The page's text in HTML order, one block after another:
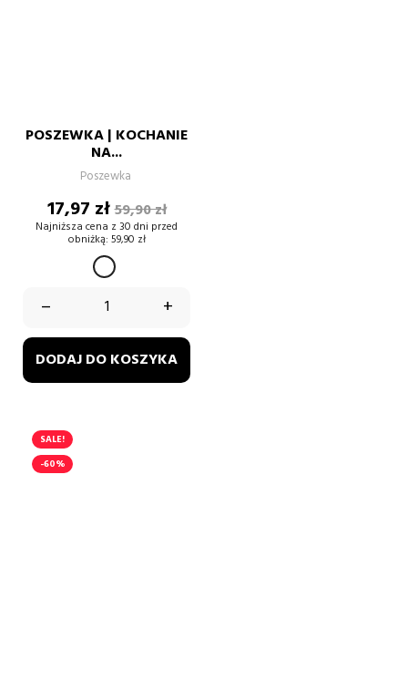
POSZEWKA | KOCHANIE
NA...
Poszewka
Cena
17,97 złCena
podstawowa
59,90 zł
Najniższa cena z 30 dni przed
obniżką: 59,90 zł
BIAŁY
– +
DODAJ DO KOSZYKA
SALE!
-60%